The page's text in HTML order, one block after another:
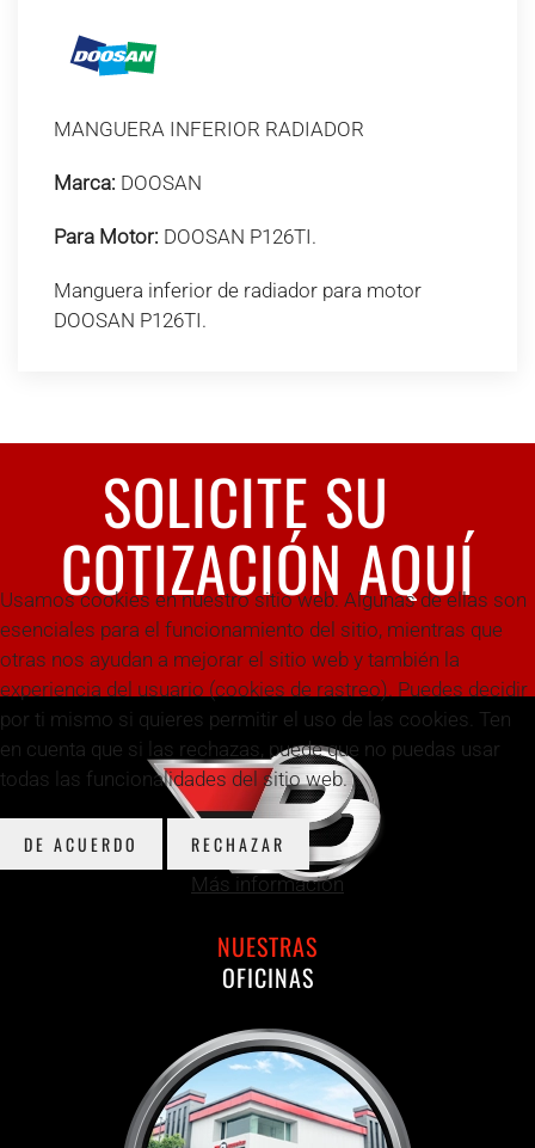
MANGUERA INFERIOR RADIADOR
Marca: DOOSAN
Para Motor: DOOSAN P126TI.
Manguera inferior de radiador para motor
DOOSAN P126TI.
SOLICITE SU
COTIZACIÓN AQUÍ
NUESTRAS
OFICINAS
Usamos cookies en nuestro sitio web. Algunas de ellas son
esenciales para el funcionamiento del sitio, mientras que
otras nos ayudan a mejorar el sitio web y también la
experiencia del usuario (cookies de rastreo). Puedes decidir
por ti mismo si quieres permitir el uso de las cookies. Ten
en cuenta que si las rechazas, puede que no puedas usar
todas las funcionalidades del sitio web.
DE ACUERDO RECHAZAR
Más información